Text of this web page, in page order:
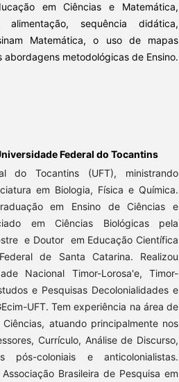
em Ciências e Matemática,
alimentação, sequência didática,
Matemática, o uso de mapas
metodológicas de Ensino.
Federal do Tocantins
do Tocantins (UFT), ministrando
em Biologia, Física e Química.
em Ensino de Ciências e
em Ciências Biológicas pela
e Doutor em Educação Científica
de Santa Catarina. Realizou
Nacional Timor-Lorosa'e, Timor-
e Pesquisas Decolonialidades e
UFT. Tem experiência na área de
atuando principalmente nos
Currículo, Análise de Discurso,
pós-coloniais e anticolonialistas.
Brasileira de Pesquisa em